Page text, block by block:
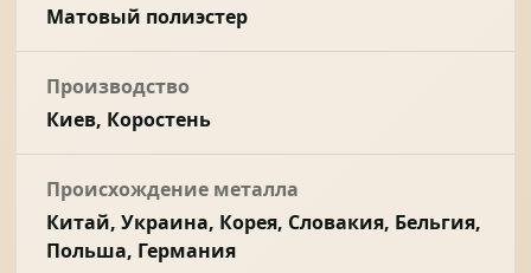
Матовый полиэстер
Производство
Киев, Коростень
Происхождение металла
Китай, Украина, Корея, Словакия, Бельгия,
Польша, Германия